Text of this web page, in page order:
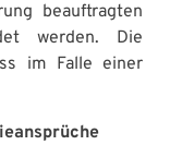
beauftragten
werden. Die
im Falle einer